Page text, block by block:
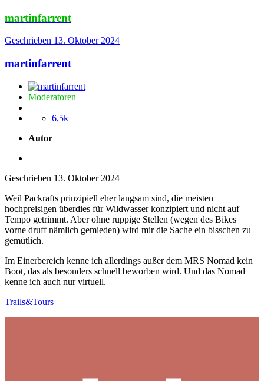
martinfarrent
Geschrieben 13. Oktober 2024
martinfarrent
Moderatoren
6,5k
Autor
Geschrieben 13. Oktober 2024
Weil Packrafts prinzipiell eher langsam sind, die meisten
hochpreisigen überdies für Wildwasser konzipiert und nicht auf
Tempo getrimmt. Aber ohne ruppige Stellen (wegen des Bikes
vorne druff nämlich gemieden) wird mir die Sache ein bisschen zu
gemütlich.
Im Einerbereich kenne ich allerdings außer dem MRS Nomad kein
Boot, das als besonders schnell beworben wird. Und das Nomad
kenne ich auch nur virtuell.
Trails&Tours